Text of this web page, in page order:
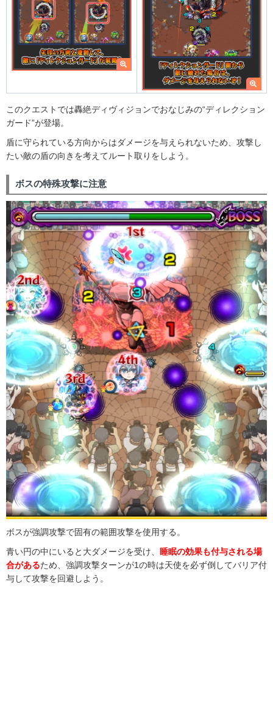
このクエストでは轟絶ディヴィジョンでおなじみの“ディレクション
ガード”が登場。
盾に守られている方向からはダメージを与えられないため、攻撃し
たい敵の盾の向きを考えてルート取りをしよう。
ボスの特殊攻撃に注意
ボスが強調攻撃で固有の範囲攻撃を使用する。
青い円の中にいると大ダメージを受け、
睡眠の効果も付与される場
合があるため、強調攻撃ターンが1の時は天使を必ず倒してバリア付
与して攻撃を回避しよう。